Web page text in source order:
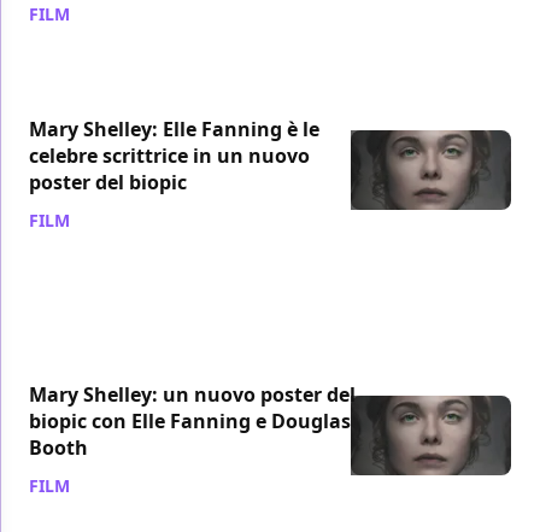
FILM
Mary Shelley: Elle Fanning è le
celebre scrittrice in un nuovo
poster del biopic
FILM
Mary Shelley: un nuovo poster del
biopic con Elle Fanning e Douglas
Booth
FILM